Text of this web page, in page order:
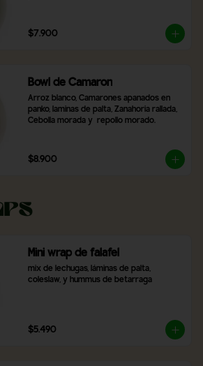
$7.900
Bowl de Camaron
Arroz blanco, Camarones apanados en
panko, laminas de palta, Zanahoria rallada,
Cebolla morada y  repollo morado.
$8.900
Mini wrap de falafel
mix de lechugas, láminas de palta,
coleslaw, y hummus de betarraga
$5.490